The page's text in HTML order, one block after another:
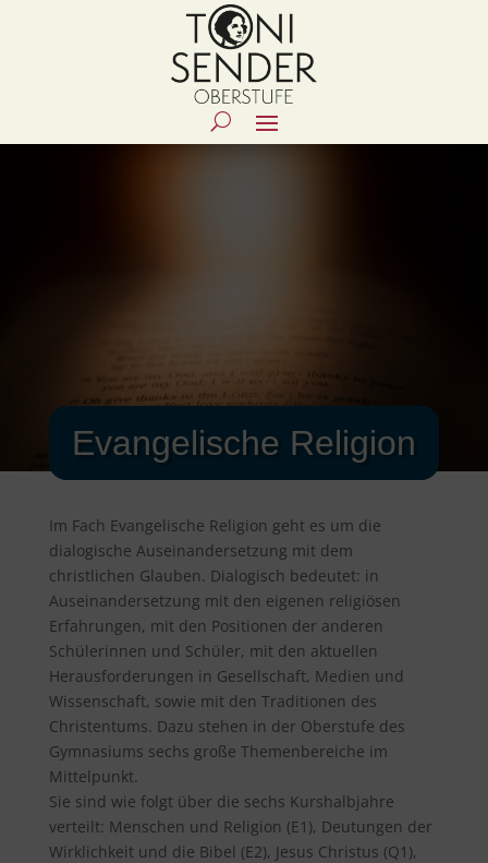
Evangelische Religion
Im Fach Evangelische Religion geht es um die
dialogische Auseinandersetzung mit dem
christlichen Glauben. Dialogisch bedeutet: in
Auseinandersetzung mit den eigenen religiösen
Erfahrungen, mit den Positionen der anderen
Schülerinnen und Schüler, mit den aktuellen
Herausforderungen in Gesellschaft, Medien und
Wissenschaft, sowie mit den Traditionen des
Christentums. Dazu stehen in der Oberstufe des
Gymnasiums sechs große Themenbereiche im
Mittelpunkt.
Sie sind wie folgt über die sechs Kurshalbjahre
verteilt: Menschen und Religion (E1), Deutungen der
Wirklichkeit und die Bibel (E2), Jesus Christus (Q1),